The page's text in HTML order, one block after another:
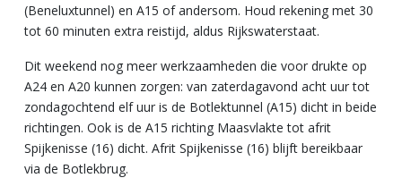
(Beneluxtunnel) en A15 of andersom. Houd rekening met 30
tot 60 minuten extra reistijd, aldus Rijkswaterstaat.
Dit weekend nog meer werkzaamheden die voor drukte op
A24 en A20 kunnen zorgen: van zaterdagavond acht uur tot
zondagochtend elf uur is de Botlektunnel (A15) dicht in beide
richtingen. Ook is de A15 richting Maasvlakte tot afrit
Spijkenisse (16) dicht. Afrit Spijkenisse (16) blijft bereikbaar
via de Botlekbrug.